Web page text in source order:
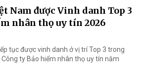
Nam được Vinh danh Top 3
nhân thọ uy tín 2026
tục được vinh danh ở vị trí Top 3 trong
Công ty Bảo hiểm nhân thọ uy tín năm